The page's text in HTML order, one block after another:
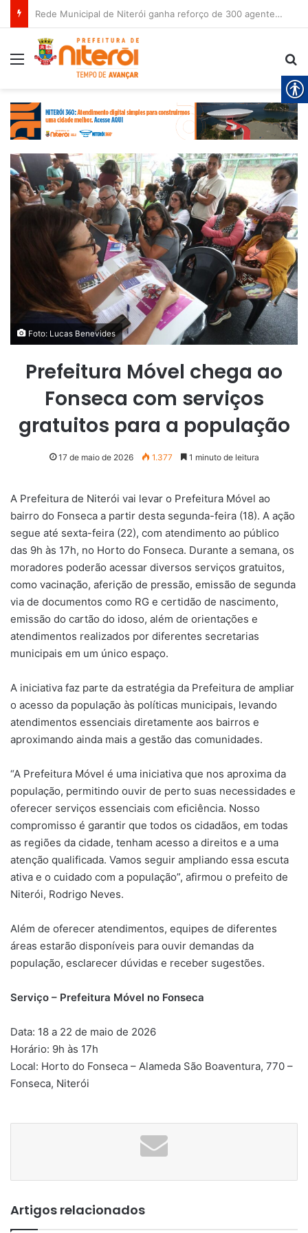
Rede Municipal de Niterói ganha reforço de 300 agentes de apoio escolar
Menu
Foto: Lucas Benevides
Prefeitura Móvel chega ao
Fonseca com serviços
gratuitos para a população
17 de maio de 2026 1.377 1 minuto de leitura
A Prefeitura de Niterói vai levar o Prefeitura Móvel ao
bairro do Fonseca a partir desta segunda-feira (18). A ação
segue até sexta-feira (22), com atendimento ao público
das 9h às 17h, no Horto do Fonseca. Durante a semana, os
moradores poderão acessar diversos serviços gratuitos,
como vacinação, aferição de pressão, emissão de segunda
via de documentos como RG e certidão de nascimento,
emissão do cartão do idoso, além de orientações e
atendimentos realizados por diferentes secretarias
municipais em um único espaço.
A iniciativa faz parte da estratégia da Prefeitura de ampliar
o acesso da população às políticas municipais, levando
atendimentos essenciais diretamente aos bairros e
aproximando ainda mais a gestão das comunidades.
“A Prefeitura Móvel é uma iniciativa que nos aproxima da
população, permitindo ouvir de perto suas necessidades e
oferecer serviços essenciais com eficiência. Nosso
compromisso é garantir que todos os cidadãos, em todas
as regiões da cidade, tenham acesso a direitos e a uma
atenção qualificada. Vamos seguir ampliando essa escuta
ativa e o cuidado com a população”, afirmou o prefeito de
Niterói, Rodrigo Neves.
Além de oferecer atendimentos, equipes de diferentes
áreas estarão disponíveis para ouvir demandas da
população, esclarecer dúvidas e receber sugestões.
Serviço – Prefeitura Móvel no Fonseca
Data: 18 a 22 de maio de 2026
Horário: 9h às 17h
Local: Horto do Fonseca – Alameda São Boaventura, 770 –
Fonseca, Niterói
Artigos relacionados